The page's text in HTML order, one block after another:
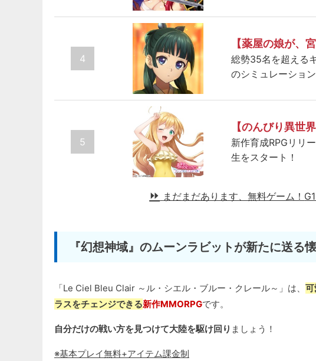
4
【薬屋の娘が、
総勢35名を超える
のシミュレーション
5
【のんびり異世
新作育成RPGリリ
生をスタート！
まだまだあります、無料ゲーム！
『幻想神域』のムーンラビットが新たに送る
「Le Ciel Bleu Clair ～ル・シエル・ブルー・クレール～」は、
ラスをチェンジできる新作MMORPGです。
自分だけの戦い方を見つけて大陸を駆け回り ましょう！
※基本プレイ無料+アイテム課金制